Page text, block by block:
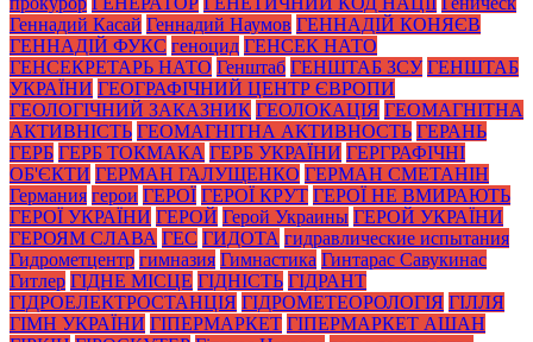
Геннадий Касай Геннадий Наумов ГЕННАДІЙ КОНЯЄВ
ГЕННАДІЙ ФУКС геноцид ГЕНСЕК НАТО
ГЕНСЕКРЕТАРЬ НАТО Генштаб ГЕНШТАБ ЗСУ ГЕНШТАБ
УКРАЇНИ ГЕОГРАФІЧНИЙ ЦЕНТР ЄВРОПИ
ГЕОЛОГІЧНИЙ ЗАКАЗНИК ГЕОЛОКАЦІЯ ГЕОМАГНІТНА
АКТИВНІСТЬ ГЕОМАГНІТНА АКТИВНОСТЬ ГЕРАНЬ
ГЕРБ ГЕРБ ТОКМАКА ГЕРБ УКРАЇНИ ГЕРГРАФІЧНІ
ОБ'ЄКТИ ГЕРМАН ГАЛУЩЕНКО ГЕРМАН СМЕТАНІН
Германия герои ГЕРОЇ ГЕРОЇ КРУТ ГЕРОЇ НЕ ВМИРАЮТЬ
ГЕРОЇ УКРАЇНИ ГЕРОЙ Герой Украины ГЕРОЙ УКРАЇНИ
ГЕРОЯМ СЛАВА ГЕС ГИДОТА гидравлические испытания
Гидрометцентр гимназия Гимнастика Гинтарас Савукинас
Гитлер ГІДНЕ МІСЦЕ ГІДНІСТЬ ГІДРАНТ
ГІДРОЕЛЕКТРОСТАНЦІЯ ГІДРОМЕТЕОРОЛОГІЯ ГІЛЛЯ
ГІМН УКРАЇНИ ГІПЕРМАРКЕТ ГІПЕРМАРКЕТ АШАН